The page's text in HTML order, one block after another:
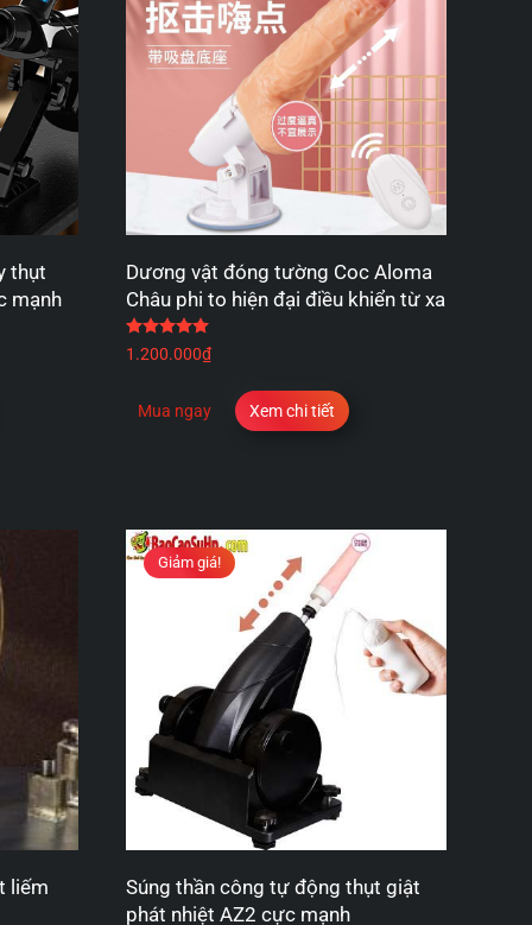
thụt
mạnh
Dương vật đóng tường Coc Aloma
Châu phi to hiện đại điều khiển từ xa
1.200.000₫
Mua ngay Xem chi tiết
liếm
Giảm giá!
Súng thần công tự động thụt giật
phát nhiệt AZ2 cực mạnh